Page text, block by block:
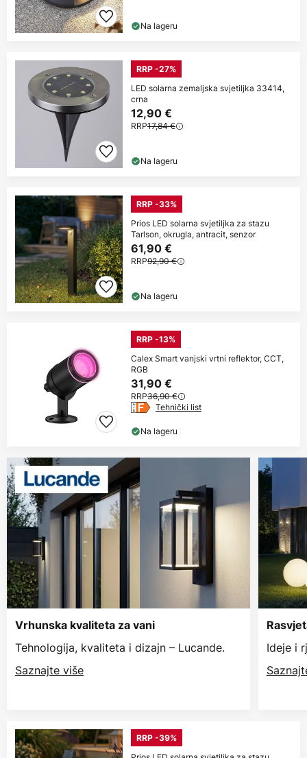
Na lageru
RRP -27%
LED solarna zemaljska svjetiljka 33414,
crna
12,90 €
RRP17,84 €
Na lageru
RRP -33%
Prios LED solarna svjetiljka za stazu
Tarlson, okrugla, antracit, senzor
61,90 €
RRP92,90 €
Na lageru
RRP -13%
Calex Smart vanjski vrtni reflektor, CCT,
RGB
31,90 €
RRP36,90 €
Tehnički list
Na lageru
Vrhunska kvaliteta za vani
Tehnologija, kvaliteta i dizajn – Lucande.
Saznajte više
Ideje i
RRP -39%